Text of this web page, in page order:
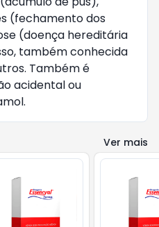
(fechamento dos
(doença hereditária
também conhecida
Também é
acidental ou
Ver mais